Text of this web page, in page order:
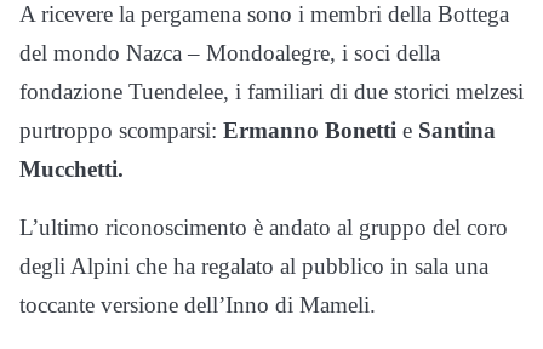
A ricevere la pergamena sono i membri della Bottega
del mondo Nazca – Mondoalegre, i soci della
fondazione Tuendelee, i familiari di due storici melzesi
purtroppo scomparsi: Ermanno Bonetti e Santina
Mucchetti.
L’ultimo riconoscimento è andato al gruppo del coro
degli Alpini che ha regalato al pubblico in sala una
toccante versione dell’Inno di Mameli.